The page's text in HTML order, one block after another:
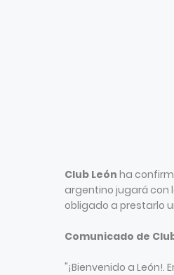
Club León ha
argentino jugará con
obligado a prestarlo
Comunicado de
"¡Bienvenido a